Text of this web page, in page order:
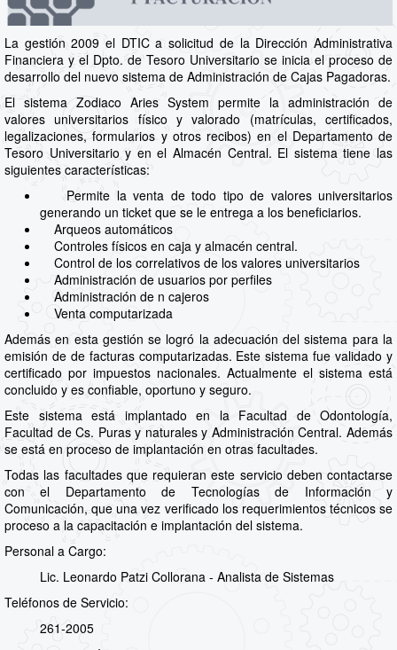
La gestión 2009 el DTIC a solicitud de la Dirección Administrativa
Financiera y el Dpto. de Tesoro Universitario se inicia el proceso de
desarrollo del nuevo sistema de Administración de Cajas Pagadoras.
El sistema Zodiaco Aries System permite la administración de
valores universitarios físico y valorado (matrículas, certificados,
legalizaciones, formularios y otros recibos) en el Departamento de
Tesoro Universitario y en el Almacén Central. El sistema tiene las
siguientes características:
Permite la venta de todo tipo de valores universitarios
generando un ticket que se le entrega a los beneficiarios.
Arqueos automáticos
Controles físicos en caja y almacén central.
Control de los correlativos de los valores universitarios
Administración de usuarios por perfiles
Administración de n cajeros
Venta computarizada
Además en esta gestión se logró la adecuación del sistema para la
emisión de de facturas computarizadas. Este sistema fue validado y
certificado por impuestos nacionales. Actualmente el sistema está
concluido y es confiable, oportuno y seguro.
Este sistema está implantado en la Facultad de Odontología,
Facultad de Cs. Puras y naturales y Administración Central. Además
se está en proceso de implantación en otras facultades.
Todas las facultades que requieran este servicio deben contactarse
con el Departamento de Tecnologías de Información y
Comunicación, que una vez verificado los requerimientos técnicos se
proceso a la capacitación e implantación del sistema.
Personal a Cargo:
Lic. Leonardo Patzi Collorana - Analista de Sistemas
Teléfonos de Servicio:
261-2005